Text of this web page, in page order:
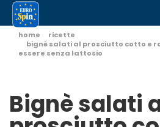
home
ricette
bignè salati al prosciutto cotto e
essere senza lattosio
Bignè salati